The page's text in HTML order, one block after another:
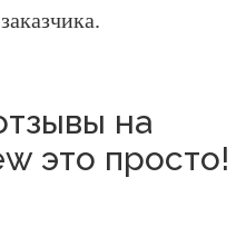
на
это просто!